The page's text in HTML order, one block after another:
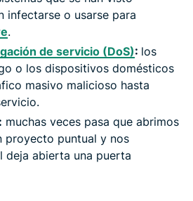
infectarse o usarse para
.
de servicio (DoS): los
o los dispositivos domésticos
masivo malicioso hasta
muchas veces pasa que abrimos
proyecto puntual y nos
deja abierta una puerta